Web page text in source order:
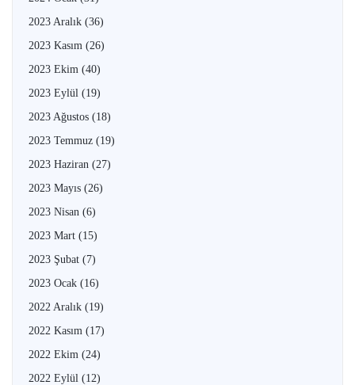
2023 Aralık (36)
2023 Kasım (26)
2023 Ekim (40)
2023 Eylül (19)
2023 Ağustos (18)
2023 Temmuz (19)
2023 Haziran (27)
2023 Mayıs (26)
2023 Nisan (6)
2023 Mart (15)
2023 Şubat (7)
2023 Ocak (16)
2022 Aralık (19)
2022 Kasım (17)
2022 Ekim (24)
2022 Eylül (12)